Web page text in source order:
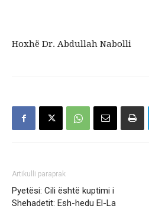
Hoxhë Dr. Abdullah Nabolli
Artikulli paraprak
Pyetësi: Cili është kuptimi i
Shehadetit: Esh-hedu El-La